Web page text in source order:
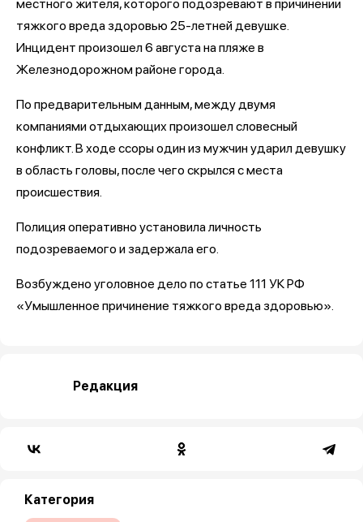
местного жителя, которого подозревают в причинении
тяжкого вреда здоровью 25-летней девушке.
Инцидент произошел 6 августа на пляже в
Железнодорожном районе города.
По предварительным данным, между двумя
компаниями отдыхающих произошел словесный
конфликт. В ходе ссоры один из мужчин ударил девушку
в область головы, после чего скрылся с места
происшествия.
Полиция оперативно установила личность
подозреваемого и задержала его.
Возбуждено уголовное дело по статье 111 УК РФ
«Умышленное причинение тяжкого вреда здоровью».
Редакция
Категория